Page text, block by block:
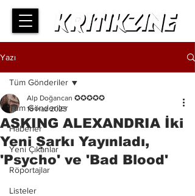
Yazı
Tüm Gönderiler
Haberler
Yeni Çıkanlar
Röportajlar
Listeler
Tüm Gönderiler
ASKING ALEXANDRIA İki
Yeni Şarkı Yayınladı,
'Psycho' ve 'Bad Blood'
Alp Doğancan ✪✪✪✪✪
16 Haz 2023